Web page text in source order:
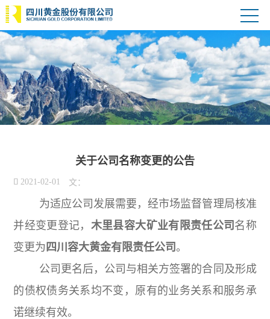
关于公司名称变更的公告
 2021-02-01 文：
为适应公司发展需要，经市场监督管理局核准
并经变更登记， 木里县容大矿业有限责任公司 名称
变更为 四川容大黄金有限责任公司。
公司更名后，公司与相关方签署的合同及形成
的债权债务关系均不变，原有的业务关系和服务承
诺继续有效。